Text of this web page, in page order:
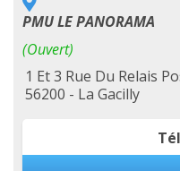
PMU LE PANORAMA
(Ouvert)
1 Et 3 Rue Du Relais
56200 - La Gacilly